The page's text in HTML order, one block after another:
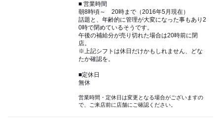
■ 営業時間
朝8時頃～ 20時まで（2016年5月現在）
話題と、年齢的に管理が大変になった事もあり2
0時で閉めているそうです。
午後の補給分が売り切れた場合は20時前に閉
店。
※上記シフトは休日だけかもしれません、どな
たか確認を。
■定休日
無休
営業時間・定休日は変更となる場合がございますの
で、ご来店前に店舗にご確認ください。